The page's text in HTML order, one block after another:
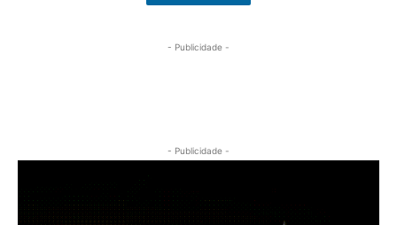
- Publicidade -
- Publicidade -